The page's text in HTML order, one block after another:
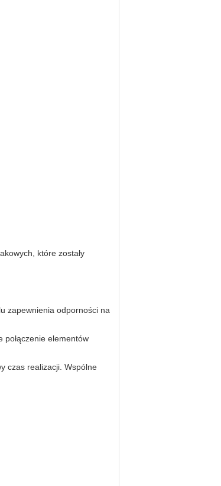
które zostały
zapewnienia odporności na
połączenie elementów
czas realizacji. Wspólne